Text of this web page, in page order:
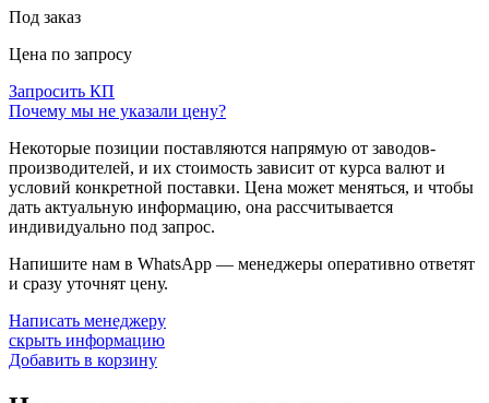
Под заказ
Цена по запросу
Запросить КП
Почему мы не указали цену?
Некоторые позиции поставляются напрямую от заводов-
производителей, и их стоимость зависит от курса валют и
условий конкретной поставки. Цена может меняться, и чтобы
дать актуальную информацию, она рассчитывается
индивидуально под запрос.
Напишите нам в WhatsApp — менеджеры оперативно ответят
и сразу уточнят цену.
Написать менеджеру
скрыть информацию
Добавить в корзину